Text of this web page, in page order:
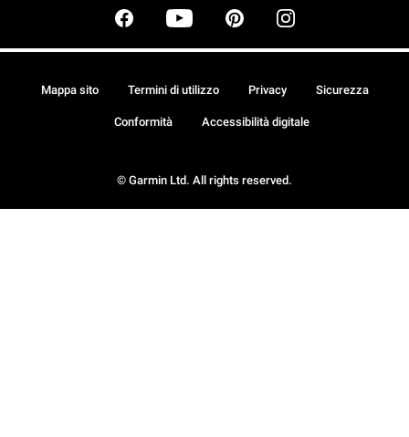
© Garmin Ltd. All rights reserved.
Mappa sito Termini di utilizzo Privacy Sicurezza
Conformità Accessibilità digitale